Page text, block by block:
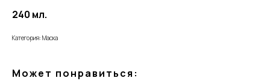
240 мл.
Категория: Маска
Может понравиться: